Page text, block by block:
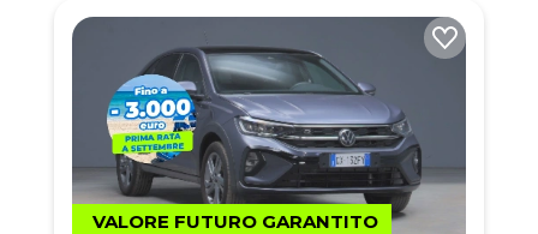
VALORE FUTURO GARANTITO